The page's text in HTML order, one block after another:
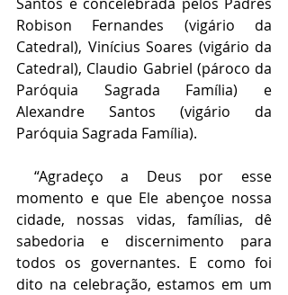
Robison Fernandes (vigário da
Catedral), Vinícius Soares (vigário da
Catedral), Claudio Gabriel (pároco da
Paróquia Sagrada Família) e
Alexandre Santos (vigário da
Paróquia Sagrada Família).
“Agradeço a Deus por esse
momento e que Ele abençoe nossa
cidade, nossas vidas, famílias, dê
sabedoria e discernimento para
todos os governantes. E como foi
dito na celebração, estamos em um